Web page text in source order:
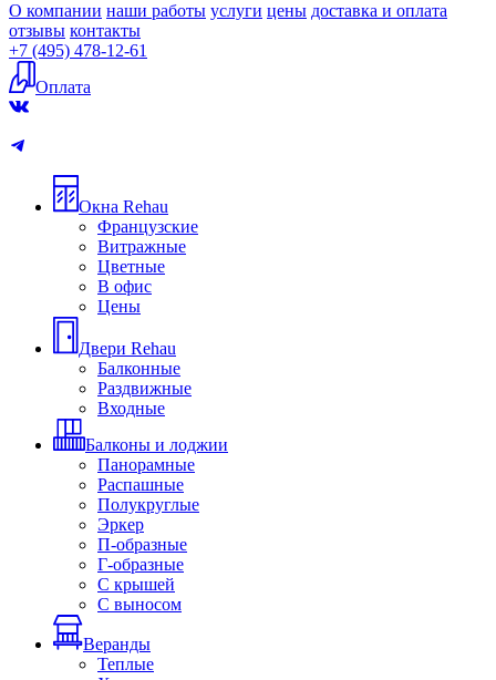
О компании наши работы услуги цены доставка и оплата
отзывы контакты
+7 (495) 478-12-61
Оплата
Окна Rehau
Французские
Витражные
Цветные
В офис
Цены
Двери Rehau
Балконные
Раздвижные
Входные
Балконы и лоджии
Панорамные
Распашные
Полукруглые
Эркер
П-образные
Г-образные
С крышей
С выносом
Веранды
Теплые